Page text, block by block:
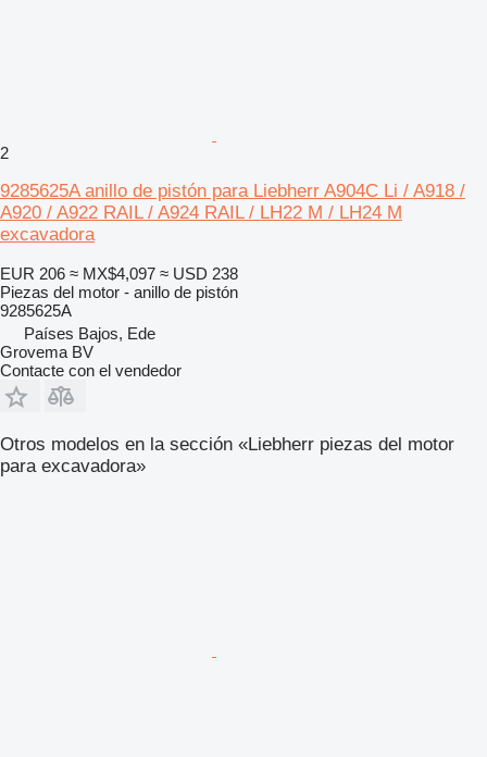
2
9285625A anillo de pistón para Liebherr A904C Li / A918 /
A920 / A922 RAIL / A924 RAIL / LH22 M / LH24 M
excavadora
EUR 206 ≈ MX$4,097 ≈ USD 238
Piezas del motor - anillo de pistón
9285625A
Países Bajos, Ede
Grovema BV
Contacte con el vendedor
Otros modelos en la sección «Liebherr piezas del motor
para excavadora»